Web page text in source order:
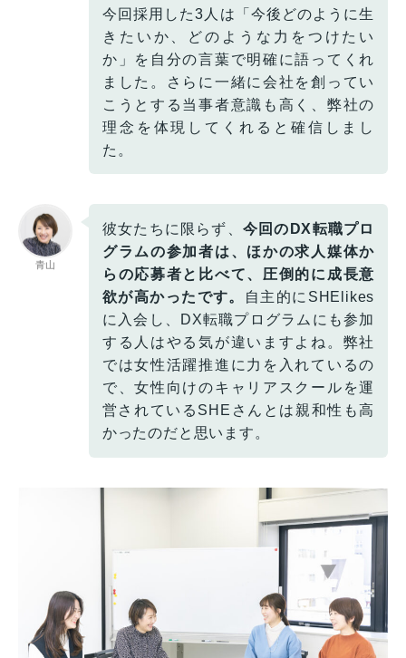
今回採用した3人は「今後どのように生
きたいか、どのような力をつけたい
か」を自分の言葉で明確に語ってくれ
ました。さらに一緒に会社を創ってい
こうとする当事者意識も高く、弊社の
理念を体現してくれると確信しまし
た。
青山
彼女たちに限らず、 今回のDX転職プロ
グラムの参加者は、ほかの求人媒体か
らの応募者と比べて、圧倒的に成長意
欲が高かったです。
自主的にSHElikes
に入会し、DX転職プログラムにも参加
する人はやる気が違いますよね。弊社
では女性活躍推進に力を入れているの
で、女性向けのキャリアスクールを運
営されているSHEさんとは親和性も高
かったのだと思います。